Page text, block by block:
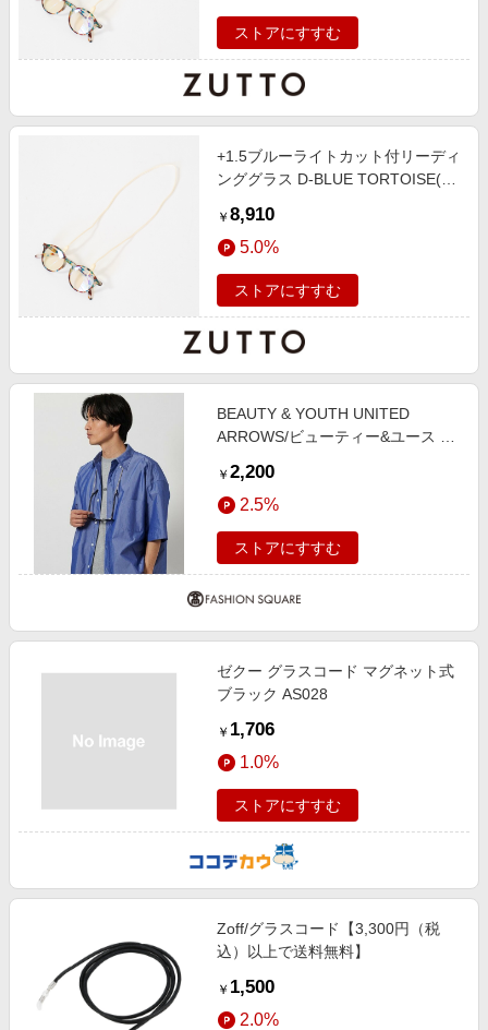
ストアにすすむ
+1.5ブルーライトカット付リーディ
ンググラス D-BLUE TORTOISE(グ
￥ 8,910
5.0%
ストアにすすむ
BEAUTY & YOUTH UNITED
ARROWS/ビューティー&ユース ユ
ス コード BEIGE FREE
￥ 2,200
2.5%
ストアにすすむ
ゼクー グラスコード マグネット式
ブラック AS028
￥ 1,706
1.0%
ストアにすすむ
Zoff/グラスコード【3,300円（税
込）以上で送料無料】
￥ 1,500
2.0%